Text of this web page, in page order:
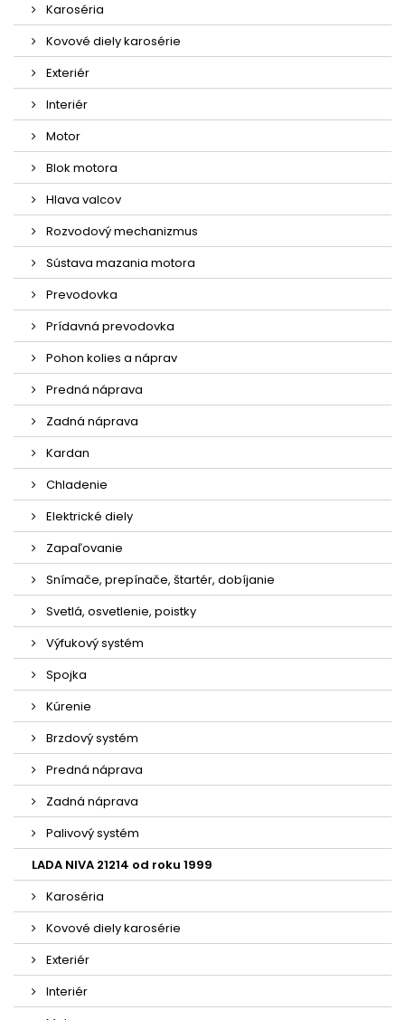
Karoséria
Kovové diely karosérie
Exteriér
Interiér
Motor
Blok motora
Hlava valcov
Rozvodový mechanizmus
Sústava mazania motora
Prevodovka
Prídavná prevodovka
Pohon kolies a náprav
Predná náprava
Zadná náprava
Kardan
Chladenie
Elektrické diely
Zapaľovanie
Snímače, prepínače, štartér, dobíjanie
Svetlá, osvetlenie, poistky
Výfukový systém
Spojka
Kúrenie
Brzdový systém
Predná náprava
Zadná náprava
Palivový systém
LADA NIVA 21214 od roku 1999
Karoséria
Kovové diely karosérie
Exteriér
Interiér